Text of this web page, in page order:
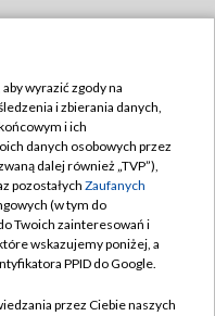
TVP
wyrazić zgody na
i zbierania danych,
i ich
danych osobowych przez
dalej również „TVP”),
pozostałych Zaufanych
(w tym do
Twoich zainteresowań i
wskazujemy poniżej, a
PPID do Google.
przez Ciebie naszych